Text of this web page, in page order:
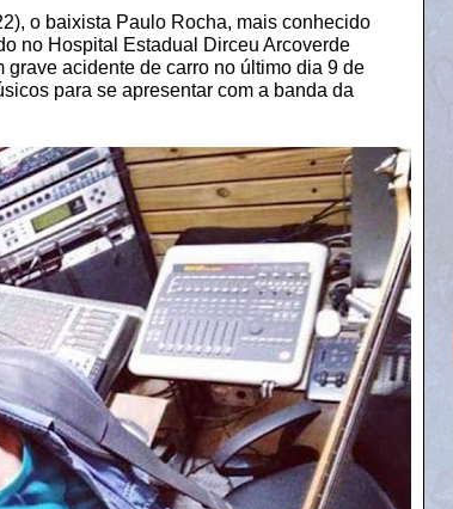
o baixista Paulo Rocha, mais conhecido
no Hospital Estadual Dirceu Arcoverde
acidente de carro no último dia 9 de
para se apresentar com a banda da